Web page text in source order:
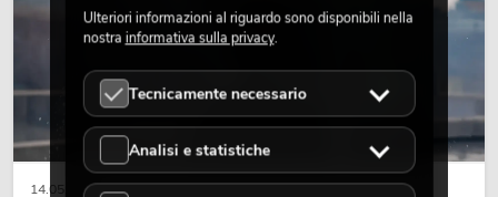
14.05.2026
Ulteriori informazioni al riguardo sono disponibili nella
nostra informativa sulla privacy.
Tecnicamente necessario
Analisi e statistiche